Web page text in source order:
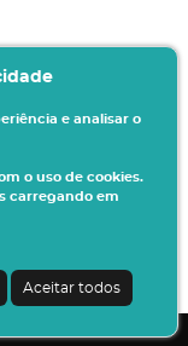
e analisar o
o uso de cookies.
carregando em
Aceitar todos